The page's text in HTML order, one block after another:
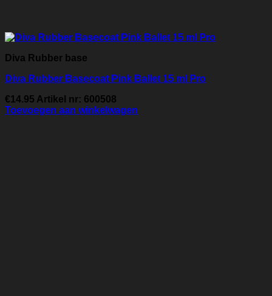
Diva Rubber base
Diva Rubber Basecoat Pink Ballet 15 ml Pro
€14.95 Artikel nr: 600508
Toevoegen aan winkelwagen